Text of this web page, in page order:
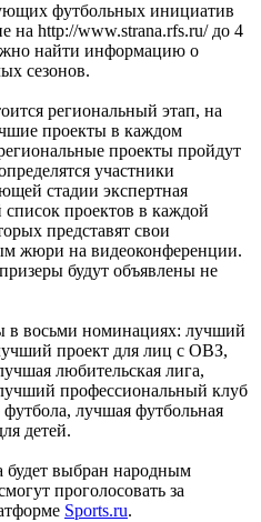
футбольных инициатив
на http://www.strana.rfs.ru/ до 4
найти информацию о
сезонов.
региональный этап, на
проекты в каждом
проекты пройдут
участники
стадии экспертная
список проектов в каждой
представят свои
жюри на видеоконференции.
будут объявлены не
в восьми номинациях: лучший
проект для лиц с ОВЗ,
любительская лига,
профессиональный клуб
футбола, лучшая футбольная
детей.
будет выбран народным
проголосовать за
Sports.ru.